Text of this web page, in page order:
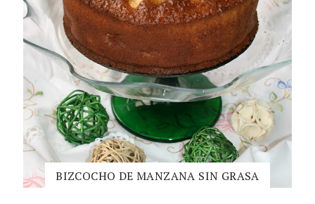
BIZCOCHO DE MANZANA SIN GRASA